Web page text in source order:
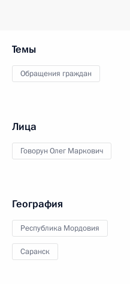
Темы
Обращения граждан
Лица
Говорун Олег Маркович
География
Республика Мордовия
Саранск